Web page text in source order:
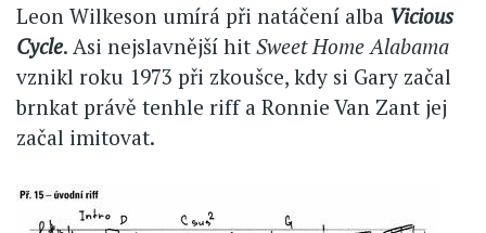
Leon Wilkeson umírá při natáčení alba Vicious
Cycle. Asi nejslavnější hit Sweet Home Alabama
vznikl roku 1973 při zkoušce, kdy si Gary začal
brnkat právě tenhle riff a Ronnie Van Zant jej
začal imitovat.